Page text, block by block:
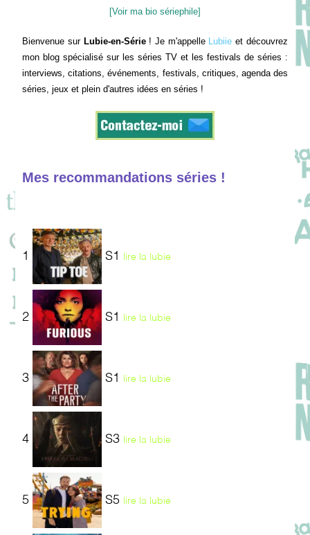
[Voir ma bio sériephile]
Bienvenue sur Lubie-en-Série! Je m'appelle Lubiie et découvrez
mon blog spécialisé sur les séries TV et les festivals de séries :
interviews, citations, événements, festivals, critiques, agenda des
séries, jeux et plein d'autres idées en séries !
Mes recommandations séries !
1 S1 lire la lubie
2 S1 lire la lubie
3 S1 lire la lubie
4 S3 lire la lubie
5 S5 lire la lubie